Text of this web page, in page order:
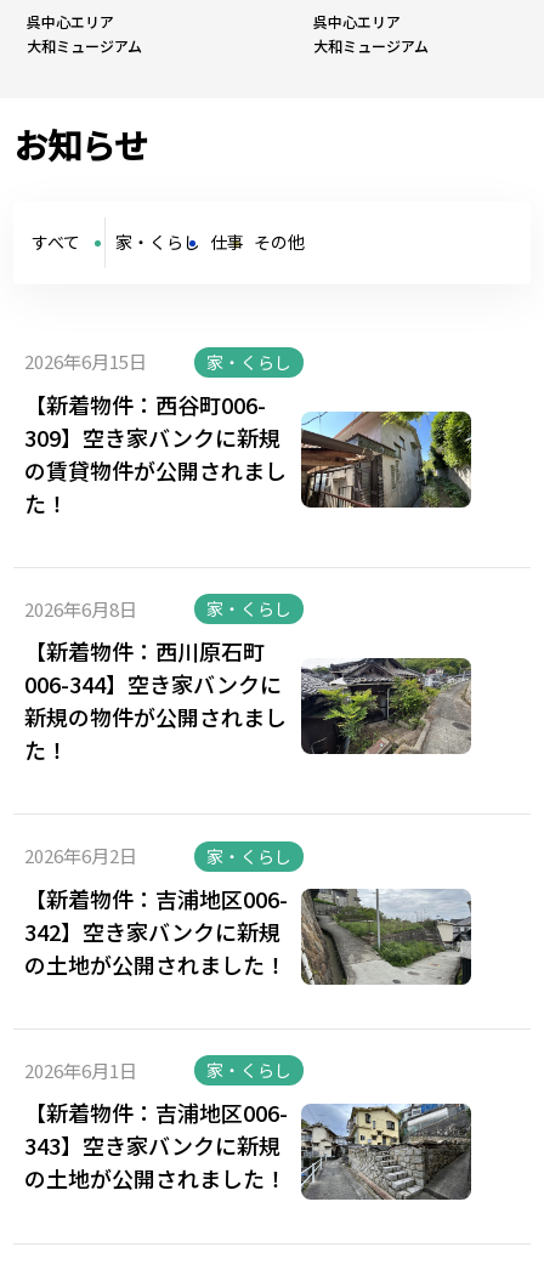
呉中心エリア
大和ミュージアム
呉中心エリア
大和ミュージアム
お知らせ
すべて 家・くらし 仕事 その他
2026年6月15日 家・くらし
【新着物件：西谷町006-
309】空き家バンクに新規
の賃貸物件が公開されまし
た！
2026年6月8日 家・くらし
【新着物件：西川原石町
006-344】空き家バンクに
新規の物件が公開されまし
た！
2026年6月2日 家・くらし
【新着物件：吉浦地区006-
342】空き家バンクに新規
の土地が公開されました！
2026年6月1日 家・くらし
【新着物件：吉浦地区006-
343】空き家バンクに新規
の土地が公開されました！